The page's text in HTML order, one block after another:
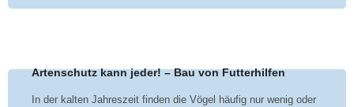
Artenschutz kann jeder! – Bau von Futterhilfen
In der kalten Jahreszeit finden die Vögel häufig nur wenig oder